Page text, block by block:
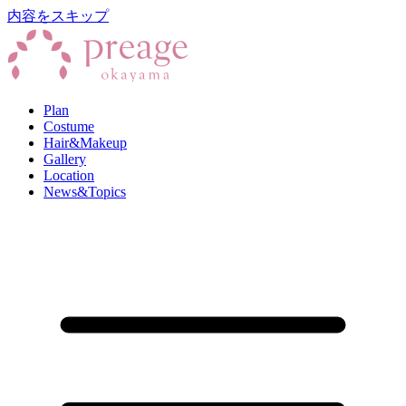
内容をスキップ
Plan
Costume
Hair&Makeup
Gallery
Location
News&Topics